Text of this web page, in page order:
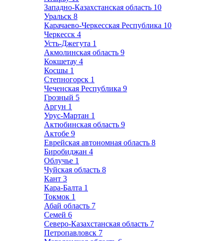
Западно-Казахстанская область 10
Уральск 8
Карачаево-Черкесская Республика 10
Черкесск 4
Усть-Джегута 1
Акмолинская область 9
Кокшетау 4
Косшы 1
Степногорск 1
Чеченская Республика 9
Грозный 5
Аргун 1
Урус-Мартан 1
Актюбинская область 9
Актобе 9
Еврейская автономная область 8
Биробиджан 4
Облучье 1
Чуйская область 8
Кант 3
Кара-Балта 1
Токмок 1
Абай область 7
Семей 6
Северо-Казахстанская область 7
Петропавловск 7